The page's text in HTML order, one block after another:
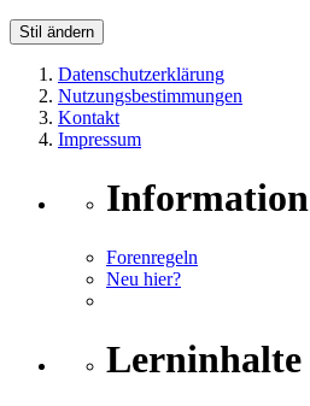
Stil ändern
Datenschutzerklärung
Nutzungsbestimmungen
Kontakt
Impressum
Information
Forenregeln
Neu hier?
Lerninhalte